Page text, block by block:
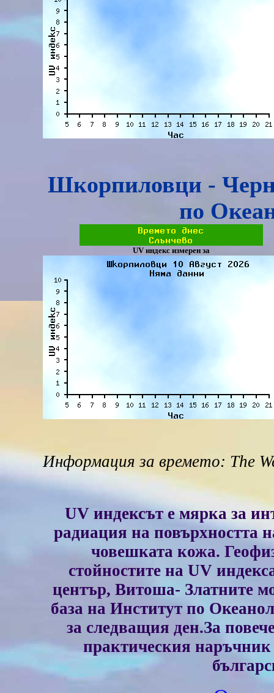
Шкорпиловци -
по
UV индекс измерен за
Информация за времето: The
UV индексът е мярка за
радиация на повърхността
човешката кожа.
стойностите на UV
център, Витоша- Златните
база на Институт по
за следващия ден.За
практическия